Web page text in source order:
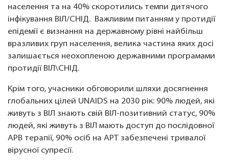
населення та на 40% скоротились темпи дитячого
інфікування ВІЛ/СНІД. Важливим питанням у протидії
епідемії є визнання на державному рівні найбільш
вразливих груп населення, велика частина яких досі
залишається неохопленою державними програмами
протидії ВІЛ\СНІД.
Крім того, учасники обговорили шляхи досягнення
глобальних цілей UNAIDS на 2030 рік: 90% людей, які
живуть з ВІЛ знають свій ВІЛ-позитивний статус, 90%
людей, які живуть з ВІЛ мають доступ до послідовної
АРВ терапії, 90% осіб на АРТ забезпечені тривалої
вірусної супресії.